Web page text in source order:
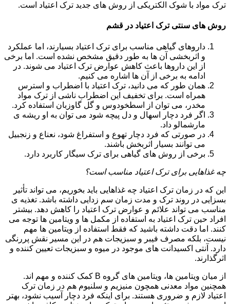
ترک مواد با شوک الکتریکی از روش های جدید ترک اعتیاد است.
روش های سنتی ترک اعتیاد در قشم
داروهای گیاهی مناسب برای ترک اعتیاد بسیارند، اما عملکرد
و اثربخشی آن ها به طور دقیق مشخص نشده است. اما برخی
از این داروها باعث کاهش عوارض ترک اعتیاد می شوند. در
ادامه به برخی از آن ها اشاره می کنیم.
همان طور که می دانید، ترک اعتیاد با اضطراب و استرس
همراه است. برای تخفیف این اضطراب ناشی از ترک مواد
مخدر، می توان از اسطخودوس و گل گاوزبان استفاده کرد.
اگر فرد دچار اسهال و دل پیچه شود می توان به او ریشه ی
مارشمالو داد.
در صورتی که فرد دچار تهوع و استفراغ شود، نعناع و زنجبیل
می توانند بسیار اثربخش باشند.
برخی از روش های گیاهی برای ترک سیگار کاربرد دارد.
چه غذاهایی برای ترک اعتیاد مناسب است؟
این که در زمان ترک اعتیاد چه غذاهایی باید بخوریم، می تواند تأثیر
بسزایی در روند ترک و مدت زمان سم زدایی داشته باشد. تغذیه ی
مناسب می تواند علائم و عوارض ترک اعتیاد را کاهش دهد. بیشتر
افراد حین ترک اعتیاد به استفاده از مکمل ها و ویتامین ها توجه می
کنند. اما دقت داشته باشید که فقط استفاده از ویتامین ها مهم
نیست، بلکه مصرف فیبر و سبزیجات هم در این مسیر نقش پررنگی
دارد. آنتی اکسیدانت های موجود در میوه و سبزیجات تعیین کننده و
اثرگذارند.
از میان ویتامین ها، ویتامین های گروه B کمک کننده و مهم اند.
همچنین مواد معدنی همچون منیزیم و سلنیوم هم در زمان ترک
اعتیاد لازم و ضروری هستند. برای اینکه فرد دچار آسیب نشود، بهتر